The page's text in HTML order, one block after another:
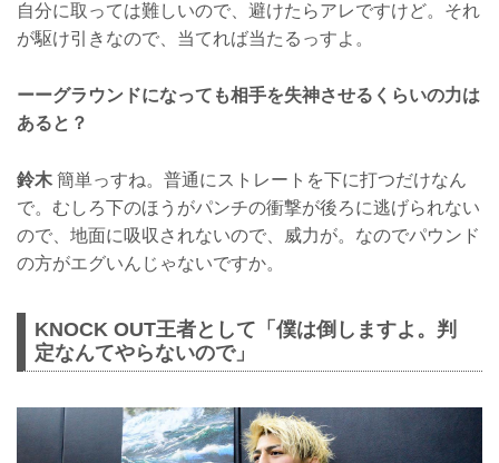
自分に取っては難しいので、避けたらアレですけど。それ
が駆け引きなので、当てれば当たるっすよ。
ーーグラウンドになっても相手を失神させるくらいの力は
あると？
鈴木 簡単っすね。普通にストレートを下に打つだけなん
で。むしろ下のほうがパンチの衝撃が後ろに逃げられない
ので、地面に吸収されないので、威力が。なのでパウンド
の方がエグいんじゃないですか。
KNOCK OUT王者として「僕は倒しますよ。判
定なんてやらないので」